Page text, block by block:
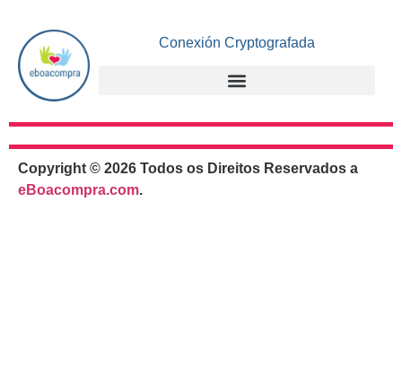
Conexión Cryptografada
Copyright © 2026 Todos os Direitos Reservados a
eBoacompra.com.